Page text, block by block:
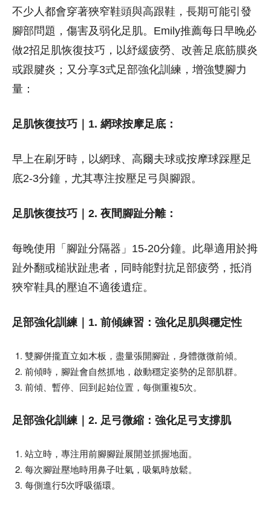
不少人都會穿著狹窄鞋頭與高跟鞋，長期可能引發
腳部問題，傷害及弱化足肌。Emily推薦每日早晚必
做2招足肌恢復技巧，以紓緩疲勞、改善足底筋膜炎
或跟腱炎；又分享3式足部強化訓練，增強雙腳力
量：
足肌恢復技巧｜1. 網球按摩足底：
早上在刷牙時，以網球、高爾夫球或按摩球踩壓足
底2-3分鐘，尤其專注按壓足弓與腳跟。
足肌恢復技巧｜2. 夜間腳趾分離：
每晚使用「腳趾分隔器」15-20分鐘。此舉適用於拇
趾外翻或槌狀趾患者，同時能對抗足部疲勞，抵消
狹窄鞋具的壓迫不適後遺症。
足部強化訓練｜1. 前傾練習：強化足肌與穩定性
雙腳併攏直立如木板，盡量張開腳趾，身體微微前傾。
前傾時，腳趾會自然抓地，啟動穩定姿勢的足部肌群。
前傾、暫停、回到起始位置，每側重複5次。
足部強化訓練｜2. 足弓微縮：強化足弓支撐肌
站立時，專注用前腳腳趾展開並抓握地面。
每次腳趾壓地時用鼻子吐氣，吸氣時放鬆。
每側進行5次呼吸循環。